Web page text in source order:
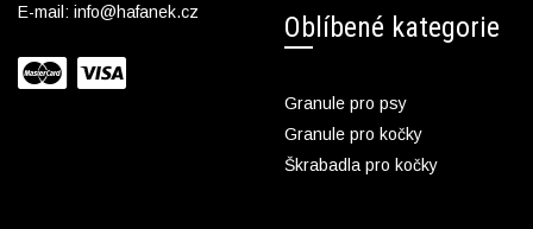
E-mail: info@hafanek.cz Oblíbené kategorie
Granule pro psy
Granule pro kočky
Škrabadla pro kočky